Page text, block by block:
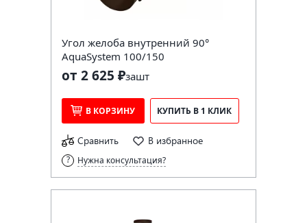
Угол желоба внутренний 90°
AquaSystem 100/150
от 2 625 ₽зашт
В КОРЗИНУ КУПИТЬ В 1 КЛИК
Сравнить В избранное
Нужна консультация?